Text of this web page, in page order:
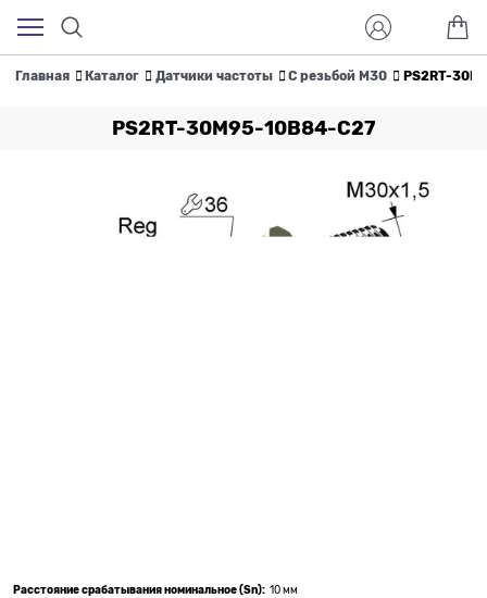
Главная Каталог Датчики частоты С резьбой M30 PS2RT-
PS2RT-30M95-10B84-C27
Расстояние срабатывания номинальное (Sn): 10 мм